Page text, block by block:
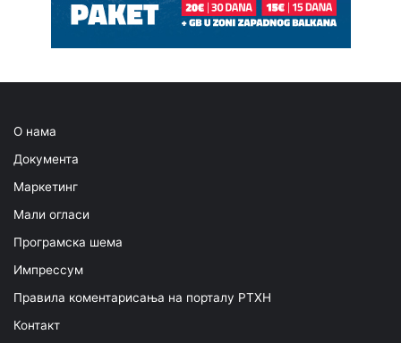
О нама
Документа
Маркетинг
Мали огласи
Програмска шема
Импрессум
Правила коментарисања на порталу РТХН
Контакт